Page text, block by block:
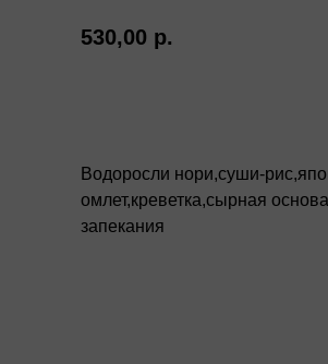
530,00 р.
Водоросли нори,суши-
омлет,креветка,сырная
запекания